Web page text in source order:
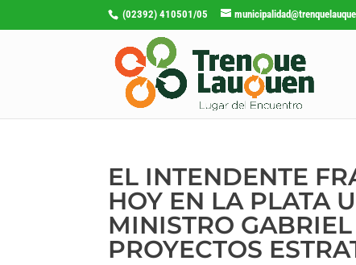
(02392) 410501/05
EL INTENDENTE
HOY EN LA PLATA
MINISTRO
PROYECTOS